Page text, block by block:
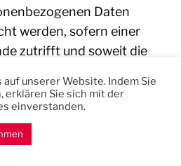
Daten
werden, sofern einer
zutrifft und soweit die
Daten wurden
erhoben oder auf
verarbeitet, für welche sie
unserer Website. Indem Sie
erklären Sie sich mit der
einverstanden.